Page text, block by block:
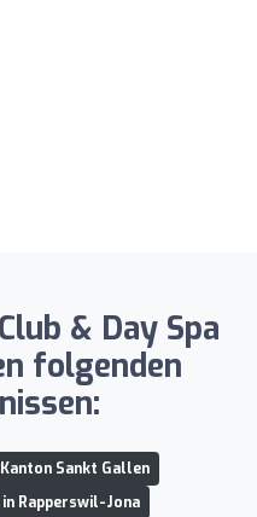
& Day Spa
folgenden
Sankt Gallen
Rapperswil-Jona